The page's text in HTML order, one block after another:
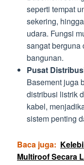
seperti tempat
sekering,
udara. Fungsi
sangat berguna
bangunan.
Pusat
Basement juga
distribusi listrik
kabel,
sistem penting
Baca juga:
Multiroof Secara